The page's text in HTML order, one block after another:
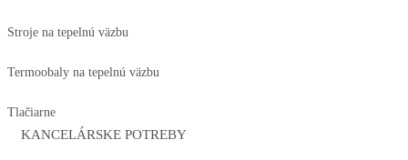
Stroje na tepelnú väzbu
Termoobaly na tepelnú väzbu
Tlačiarne
KANCELÁRSKE POTREBY